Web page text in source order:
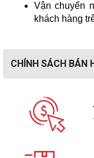
Vận chuyển
khách hàng
CHÍNH SÁCH BÁN